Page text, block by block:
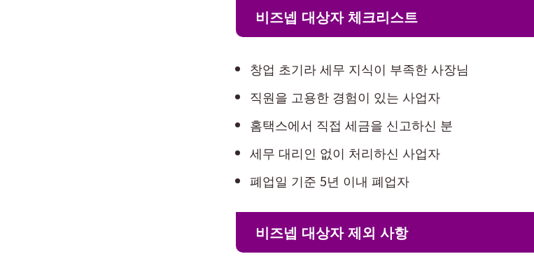
비즈넵 대상자 체크리스트
창업 초기라 세무 지식이 부족한 사장님
직원을 고용한 경험이 있는 사업자
홈택스에서 직접 세금을 신고하신 분
세무 대리인 없이 처리하신 사업자
폐업일 기준 5년 이내 폐업자
비즈넵 대상자 제외 사항